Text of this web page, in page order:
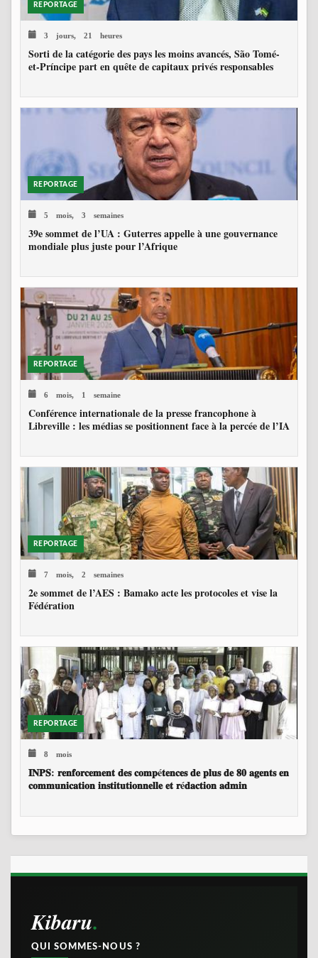
REPORTAGE
3 jours, 21 heures
Sorti de la catégorie des pays les moins avancés, São Tomé-
et-Príncipe part en quête de capitaux privés responsables
REPORTAGE
5 mois, 3 semaines
39e sommet de l’UA : Guterres appelle à une gouvernance
mondiale plus juste pour l’Afrique
REPORTAGE
6 mois, 1 semaine
Conférence internationale de la presse francophone à
Libreville : les médias se positionnent face à la percée de l’IA
REPORTAGE
7 mois, 2 semaines
2e sommet de l’AES : Bamako acte les protocoles et vise la
Fédération
REPORTAGE
8 mois
𝐈𝐍𝐏𝐒: 𝐫𝐞𝐧𝐟𝐨𝐫𝐜𝐞𝐦𝐞𝐧𝐭 𝐝𝐞𝐬 𝐜𝐨𝐦𝐩é𝐭𝐞𝐧𝐜𝐞𝐬 𝐝𝐞 𝐩𝐥𝐮𝐬 𝐝𝐞 𝟖𝟎 𝐚𝐠𝐞𝐧𝐭𝐬 𝐞𝐧
𝐜𝐨𝐦𝐦𝐮𝐧𝐢𝐜𝐚𝐭𝐢𝐨𝐧 𝐢𝐧𝐬𝐭𝐢𝐭𝐮𝐭𝐢𝐨𝐧𝐧𝐞𝐥𝐥𝐞 𝐞𝐭 𝐫é𝐝𝐚𝐜𝐭𝐢𝐨𝐧 𝐚𝐝𝐦𝐢𝐧
Kibaru
QUI SOMMES-NOUS ?